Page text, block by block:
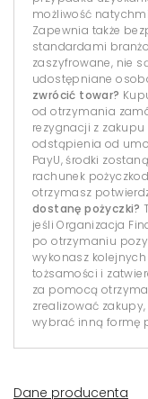
możliwość
Zapewnia także
standardami
zaszyfrowane, nie
udostępniane
zwrócić towar?
od otrzymania
rezygnacji z
odstąpienia od
PayU, środki
rachunek
otrzymasz
dostanę pożyczki?
jeśli Organizacja
po otrzymaniu
wykonasz
tożsamości i
za pomocą
zrealizować
wybrać inną formę
Dane producenta